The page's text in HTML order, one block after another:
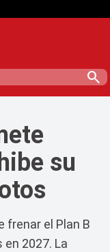
search
su
frenar el Plan B
2027. La